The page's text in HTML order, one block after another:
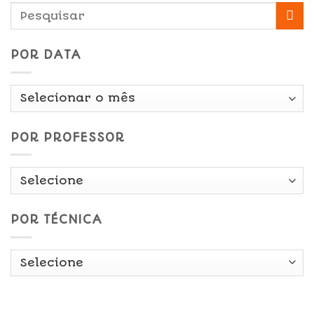
POR DATA
Por
POR PROFESSOR
POR TÉCNICA